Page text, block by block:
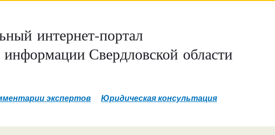
интернет-портал
Свердловской области
экспертов Юридическая консультация